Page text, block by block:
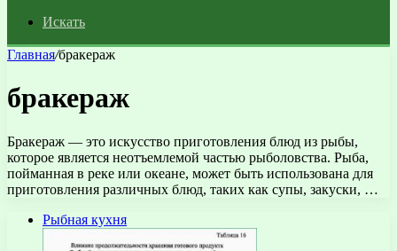
Искать
Главная/бракераж
бракераж
Бракераж — это искусство приготовления блюд из рыбы,
которое является неотъемлемой частью рыболовства. Рыба,
пойманная в реке или океане, может быть использована для
приготовления различных блюд, таких как супы, закуски, …
Рыбная кухня